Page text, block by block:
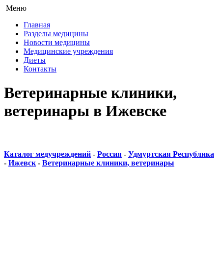
Меню
Главная
Разделы медицины
Новости медицины
Медицинские учреждения
Диеты
Контакты
Ветеринарные клиники,
ветеринары в Ижевске
Каталог медучреждений - Россия - Удмуртская Республика
- Ижевск - Ветеринарные клиники, ветеринары